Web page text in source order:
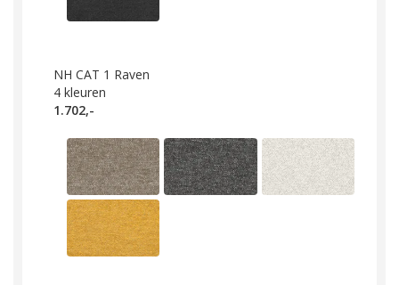
NH CAT 1 Raven
4 kleuren
1.702,-